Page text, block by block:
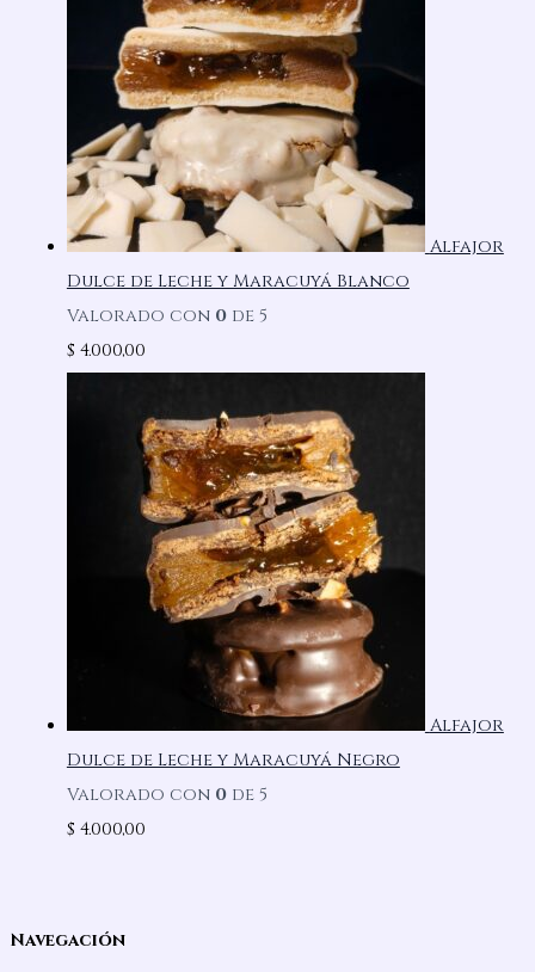
Alfajor
Dulce de Leche y Maracuyá Blanco
Valorado con 0de 5
$ 4.000,00
Alfajor
Dulce de Leche y Maracuyá Negro
Valorado con 0de 5
$ 4.000,00
Navegación